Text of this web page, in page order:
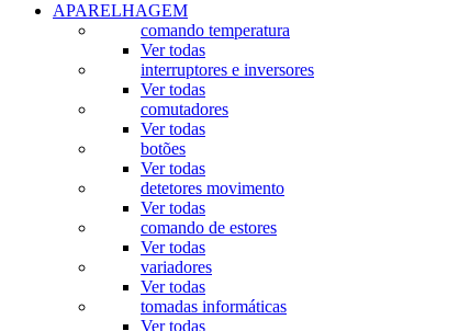
APARELHAGEM
comando temperatura
Ver todas
interruptores e inversores
Ver todas
comutadores
Ver todas
botões
Ver todas
detetores movimento
Ver todas
comando de estores
Ver todas
variadores
Ver todas
tomadas informáticas
Ver todas